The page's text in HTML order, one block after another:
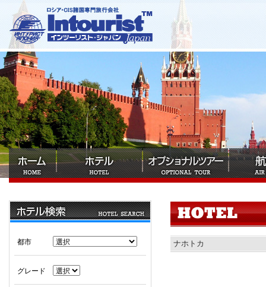
ナホトカ
都市
グレード